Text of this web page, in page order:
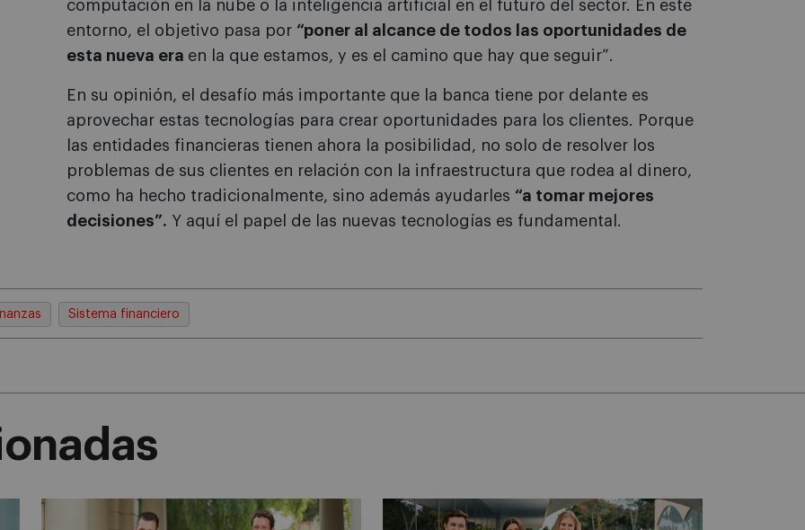
computación en la nube o la inteligencia artificial en el futuro del sector. En este
entorno, el objetivo pasa por “poner al alcance de todos las oportunidades de
esta nueva era en la que estamos, y es el camino que hay que seguir”.
En su opinión, el desafío más importante que la banca tiene por delante es
aprovechar estas tecnologías para crear oportunidades para los clientes. Porque
las entidades financieras tienen ahora la posibilidad, no solo de resolver los
problemas de sus clientes en relación con la infraestructura que rodea al dinero,
como ha hecho tradicionalmente, sino además ayudarles “a tomar mejores
decisiones”. Y aquí el papel de las nuevas tecnologías es fundamental.
Sistema financiero